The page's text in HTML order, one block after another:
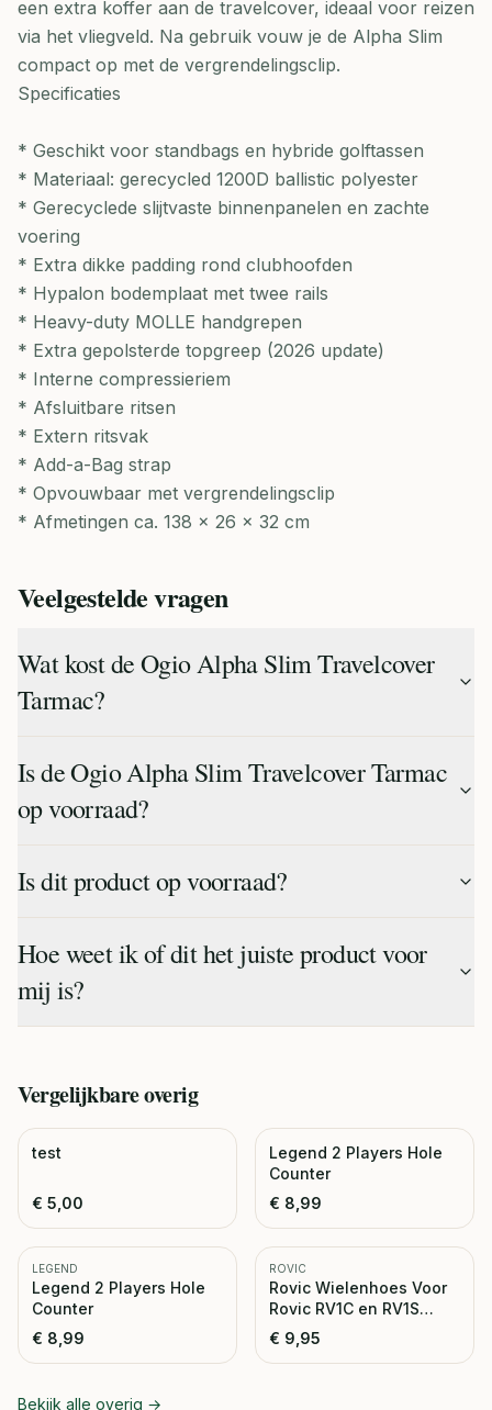
een extra koffer aan de travelcover, ideaal voor reizen
via het vliegveld. Na gebruik vouw je de Alpha Slim
compact op met de vergrendelingsclip.
Specificaties
* Geschikt voor standbags en hybride golftassen
* Materiaal: gerecycled 1200D ballistic polyester
* Gerecyclede slijtvaste binnenpanelen en zachte
voering
* Extra dikke padding rond clubhoofden
* Hypalon bodemplaat met twee rails
* Heavy-duty MOLLE handgrepen
* Extra gepolsterde topgreep (2026 update)
* Interne compressieriem
* Afsluitbare ritsen
* Extern ritsvak
* Add-a-Bag strap
* Opvouwbaar met vergrendelingsclip
* Afmetingen ca. 138 × 26 × 32 cm
Veelgestelde vragen
Wat kost de Ogio Alpha Slim Travelcover
Tarmac?
Is de Ogio Alpha Slim Travelcover Tarmac
op voorraad?
Is dit product op voorraad?
Hoe weet ik of dit het juiste product voor
mij is?
Vergelijkbareoverig
test
€ 5,00
Legend 2 Players Hole
Counter
€ 8,99
LEGEND
Legend 2 Players Hole
Counter
€ 8,99
ROVIC
Rovic Wielenhoes Voor
Rovic RV1C en RV1S
Trolley
€ 9,95
Bekijk alle overig →